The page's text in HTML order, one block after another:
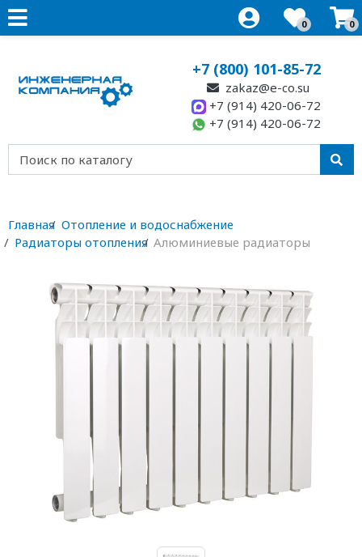
0 0
+7 (800) 101-85-72
zakaz@e-co.su
+7 (914) 420-06-72
+7 (914) 420-06-72
Главная Отопление и водоснабжение
Радиаторы отопления Алюминиевые радиаторы